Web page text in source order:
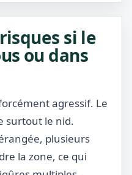
si le
ou dans
agressif. Le
surtout le nid.
plusieurs
la zone, ce qui